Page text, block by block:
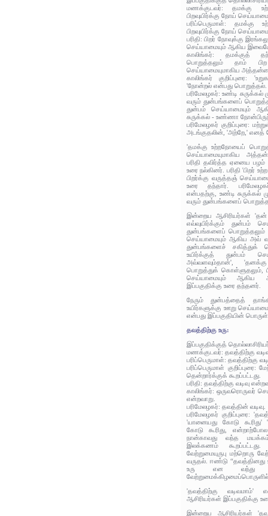
மணக்குடவர்: தமக்கு
பிறவுயிர்க்கு நோய்
பரிப்பெருமாள்: தமக்கு
பிறவுயிர்க்கு நோய்
பரிதி: பிறர் நோவுக்கு
செய்யாமையும் ஆகிய
காலிங்கர்: தமக்குத்
பொறுத்தலும் தாம்
செய்யாமையுமாகிய
காலிங்கர் குறிப்புரை:
'நோன்றல் என்பது பொறுத்தல்.
பரிமேலழகர்: உண்டி சுருக்கல்
வரும் துன்பங்களைப்
துன்பம் செய்யாமையும்
சுருக்கல் - உண்ணா
பரிமேலழகர் குறிப்புரை:
அடங்குதலின், 'அற்றே,' எனத்
'தமக்கு உற்றநோயைப்
செய்யாமையுமாகிய
பரிதி தவிர்த்த ஏனைய பழம்
உரை நல்கினர். பரிதி 'பிறர்
பிறர்க்கு வருத்தஞ்
உரை தந்தார்.
என்பதற்கு, உண்டி சுருக்கல்
வரும் துன்பங்களைப்
இன்றைய ஆசிரியர்கள்
எவ்வுயிர்க்கும் துன்பம்
துன்பங்களைப் பொறுத்தலும்
செய்யாமையும் ஆகிய அவ்
துன்பங்களைச் சகித்துக்
உயிர்க்குத் துன்பம்
அவ்வளவும்தான்',
பொறுத்துக் கொள்ளுதலும்,
செய்யாமையும் ஆகிய
இப்பகுதிக்கு உரை தந்தனர்.
நேரும் துன்பத்தைத்
உயிர்களுக்கு ஊறு
என்பது இப்பகுதியின்
தவத்திற்கு உரு:
இப்பகுதிக்குத்
மணக்குடவர்: தவத்திற்கு
பரிப்பெருமாள்: தவத்திற்கு
பரிப்பெருமாள்
தென்றார்க்குக் கூறப்பட்டது.
பரிதி: தவத்திற்கு வடிவு
காலிங்கர்: ஒருவரொருவர்
என்றவாறு.
பரிமேலழகர்: தவத்தின் வடிவு.
பரிமேலழகர் குறிப்புரை:
'யானையது கோடு
கோடு கூரிது,
நான்காவது வந்த
இலக்கணம் கூறப்பட்டது.
வேற்றுமையுருபு மற்றொரு
வருதல்‌. ஈண்டு “தவத்தினது
உரு என வந்து
'தவத்திற்கு
ஆசிரியர்கள் இப்பகுதிக்கு
இன்றைய ஆசிரியர்கள்